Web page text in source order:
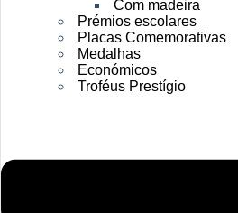
Com madeira
Prémios escolares
Placas Comemorativas
Medalhas
Económicos
Troféus Prestígio